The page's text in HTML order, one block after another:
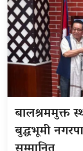
बालश्रममुक्त
बुद्धभूमी